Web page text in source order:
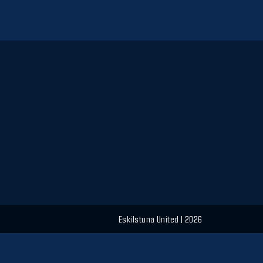
Eskilstuna United | 2026